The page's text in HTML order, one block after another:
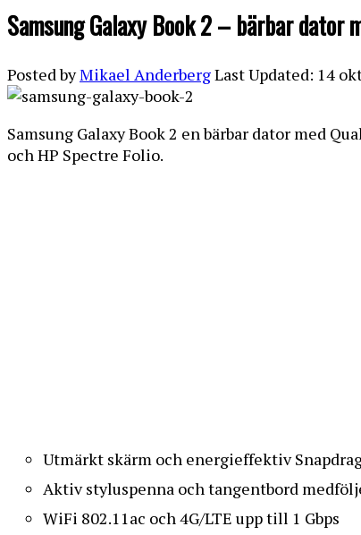
Samsung Galaxy Book 2 – bärbar dator
Posted byMikael AnderbergLast Updated: 14
Samsung Galaxy Book 2 en bärbar dator med
och HP Spectre Folio.
Utmärkt skärm och energieffektiv
Aktiv styluspenna och tangentbord
WiFi 802.11ac och 4G/LTE upp till 1 Gbps